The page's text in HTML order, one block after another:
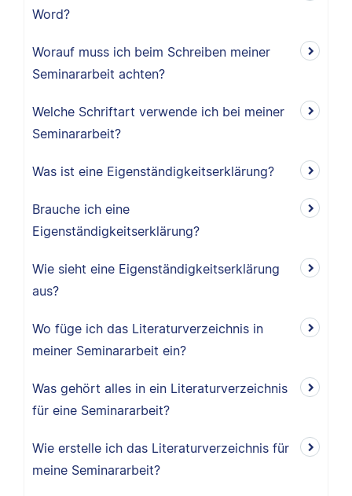
Word?
Worauf muss ich beim Schreiben meiner
Seminararbeit achten?
Welche Schriftart verwende ich bei meiner
Seminararbeit?
Was ist eine Eigenständigkeitserklärung?
Brauche ich eine
Eigenständigkeitserklärung?
Wie sieht eine Eigenständigkeitserklärung
aus?
Wo füge ich das Literaturverzeichnis in
meiner Seminararbeit ein?
Was gehört alles in ein Literaturverzeichnis
für eine Seminararbeit?
Wie erstelle ich das Literaturverzeichnis für
meine Seminararbeit?